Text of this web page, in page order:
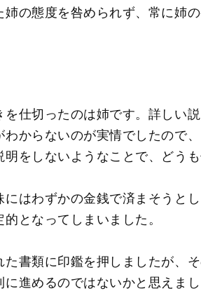
の態度を咎められず、常に姉
仕切ったのは姉です。詳しい
からないのが実情でしたので
をしないようなことで、どう
はわずかの金銭で済まそうと
となってしまいました。
書類に印鑑を押しましたが、
進めるのではないかと思えま